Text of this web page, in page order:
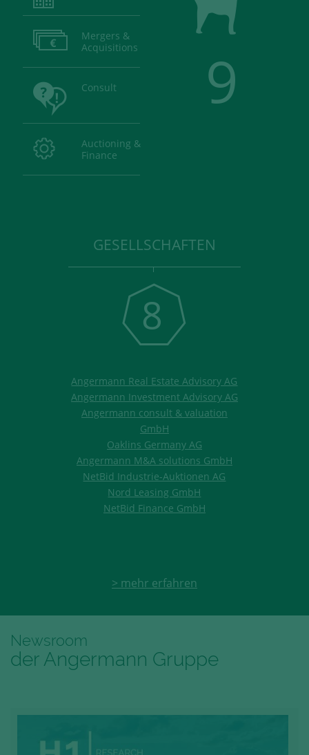
Mergers &
Acquisitions
Consult
Auctioning &
Finance
9
GESELLSCHAFTEN
8
Angermann Real Estate Advisory AG
Angermann Investment Advisory AG
Angermann consult & valuation
GmbH
Oaklins Germany AG
Angermann M&A solutions GmbH
NetBid Industrie-Auktionen AG
Nord Leasing GmbH
NetBid Finance GmbH
> mehr erfahren
Newsroom
der Angermann Gruppe